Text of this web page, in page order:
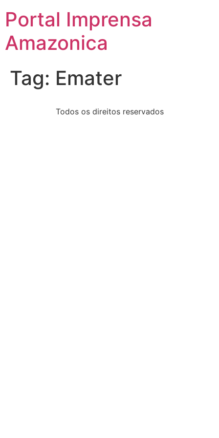
Portal Imprensa
Amazonica
Tag: Emater
Todos os direitos reservados